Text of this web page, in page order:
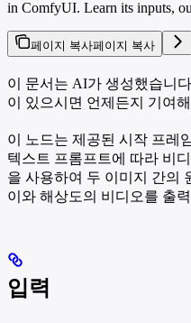
in ComfyUI. Learn its inputs,
페이지 복사페이지 복사
이 문서는 AI가 생성했습니
이 있으시면 언제든지 기여
이 노드는 제공된 시작 프레
텍스트 프롬프트에 따라 비
을 사용하여 두 이미지 간의
이와 해상도의 비디오를 출
입력